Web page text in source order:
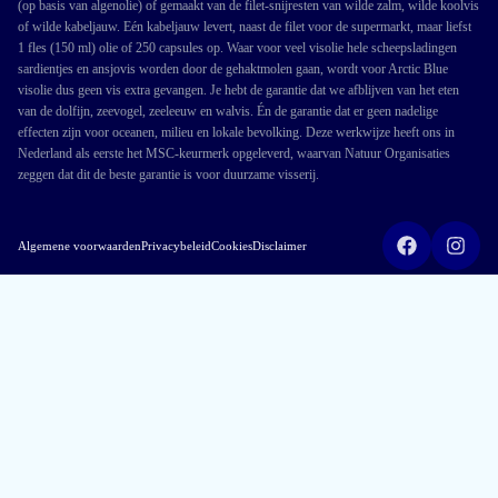
(op basis van algenolie) of gemaakt van de filet-snijresten van wilde zalm, wilde koolvis
of wilde kabeljauw. Eén kabeljauw levert, naast de filet voor de supermarkt, maar liefst
1 fles (150 ml) olie of 250 capsules op. Waar voor veel visolie hele scheepsladingen
sardientjes en ansjovis worden door de gehaktmolen gaan, wordt voor Arctic Blue
visolie dus geen vis extra gevangen. Je hebt de garantie dat we afblijven van het eten
van de dolfijn, zeevogel, zeeleeuw en walvis. Én de garantie dat er geen nadelige
effecten zijn voor oceanen, milieu en lokale bevolking. Deze werkwijze heeft ons in
Nederland als eerste het MSC-keurmerk opgeleverd, waarvan Natuur Organisaties
zeggen dat dit de beste garantie is voor duurzame visserij.
Algemene voorwaardenPrivacybeleidCookiesDisclaimer